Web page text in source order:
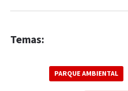
Temas:
PARQUE AMBIENTAL